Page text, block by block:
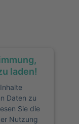
laden!
Daten zu
Sie die
Nutzung